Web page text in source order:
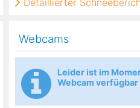
Webcams
Leider ist im
Webcam verfügbar
Detaillierter